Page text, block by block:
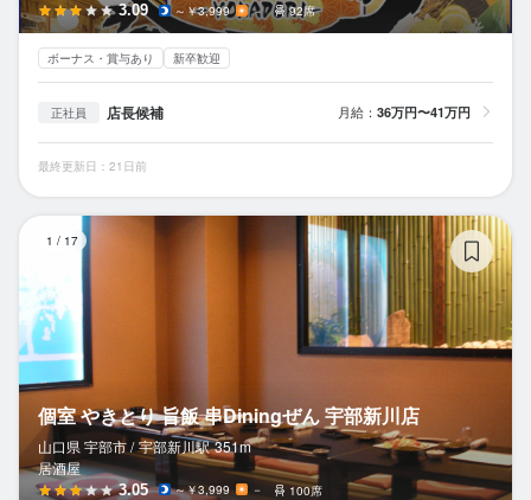
3.09 ～￥3,999 － 92席
ボーナス・賞与あり 新卒歓迎
正社員 店長候補 月給： 36万円〜41万円
最終更新日：21日前
1 / 17
個室 やきとり 旨飯 串Diningぜん 宇部新川店
山口県 宇部市 / 宇部新川駅 351m
居酒屋
3.05 ～￥3,999 － 100席